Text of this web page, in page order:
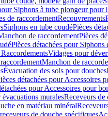
Siphons à tube plongeur pour
de raccordementRecouvrements
Siphons en tube coudéPièces
de raccordementPièces
Pièces détachées pour Siphons
Vidages pour
Manchon de
Évacuation des sols pour douches
détachées pour Accessoires
pour Accessoires pour
évacuations muralesReceveurs de
en matériau minéral
de douche spécifiques